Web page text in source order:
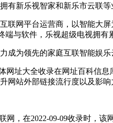
有新乐视智家和新乐市云联等
联网平台运营商，以智能大
与软件，乐视超级电视拥有
成为领先的家庭互联智能娱
网址大全收录在网址百科信
网站外部链接流行度以及影
网，在2022-09-09收录时，